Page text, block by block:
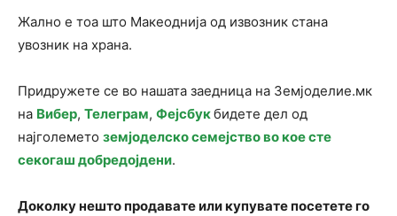
Жално е тоа што Макеоднија од извозник стана
увозник на храна.
Придружете се во нашата заедница на Земјоделие.мк
на Вибер, Телеграм, Фејсбукбидете дел од
најголемето земјоделско семејство во кое сте
секогаш добредојдени.
Доколку нешто продавате или купувате посетете го